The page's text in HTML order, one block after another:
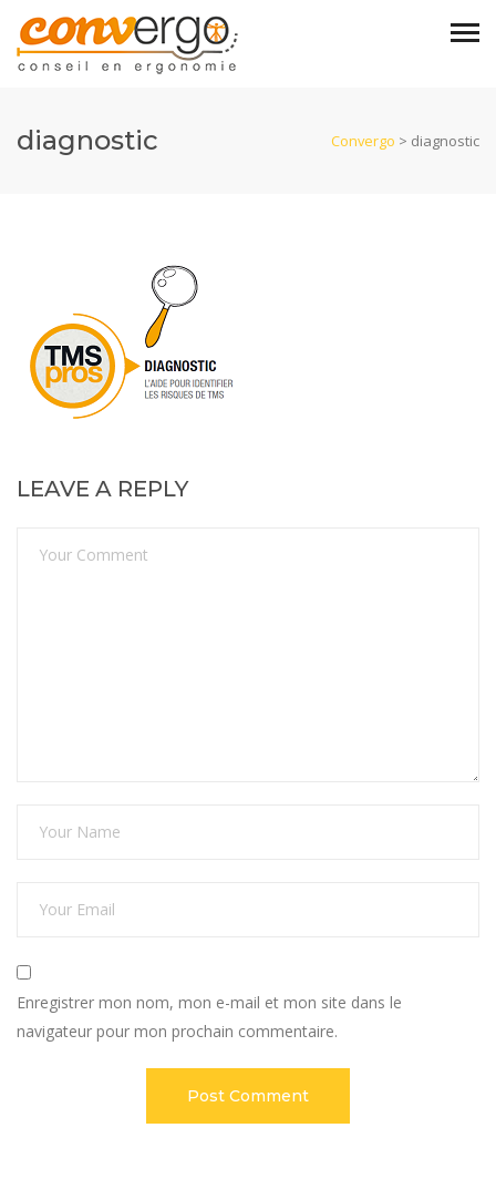
diagnostic Convergo > diagnostic
LEAVE A REPLY
Enregistrer mon nom, mon e-mail et mon site dans le
navigateur pour mon prochain commentaire.